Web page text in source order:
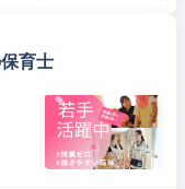
育士